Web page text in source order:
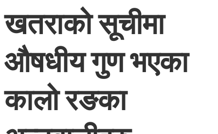
खतराको सूचीमा
औषधीय गुण भएका
कालो रङका